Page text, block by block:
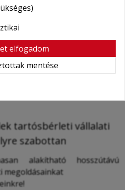
tartósbérleti vállalati
szabottan
alakítható hosszútávú
megoldásainkat
elfogadom
mentése